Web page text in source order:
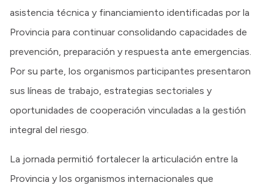
asistencia técnica y financiamiento identificadas por la
Provincia para continuar consolidando capacidades de
prevención, preparación y respuesta ante emergencias.
Por su parte, los organismos participantes presentaron
sus líneas de trabajo, estrategias sectoriales y
oportunidades de cooperación vinculadas a la gestión
integral del riesgo.
La jornada permitió fortalecer la articulación entre la
Provincia y los organismos internacionales que